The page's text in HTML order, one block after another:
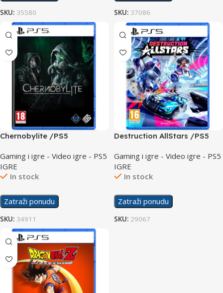
SKU: 35580 SKU: 37086
Chernobylite /PS5
Gaming i igre - Video igre - PS5
IGRE
In stock
Zatraži ponudu
SKU: 34911
Destruction AllStars /PS5
Gaming i igre - Video igre - PS5
IGRE
In stock
Zatraži ponudu
SKU: 29067